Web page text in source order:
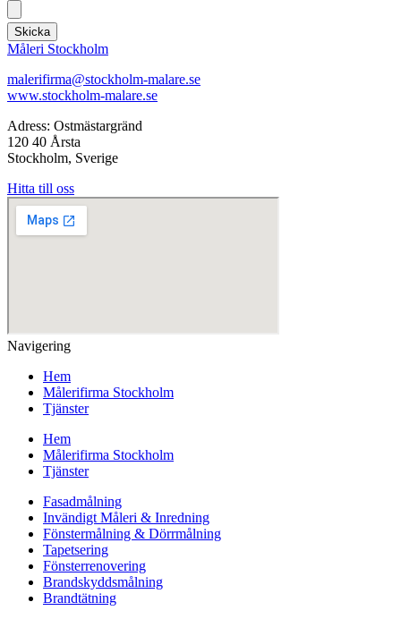
Skicka
Måleri Stockholm
malerifirma@stockholm-malare.se
www.stockholm-malare.se
Adress: Ostmästargränd
120 40 Årsta
Stockholm, Sverige
Hitta till oss
Navigering
Hem
Målerifirma Stockholm
Tjänster
Hem
Målerifirma Stockholm
Tjänster
Fasadmålning
Invändigt Måleri & Inredning
Fönstermålning & Dörrmålning
Tapetsering
Fönsterrenovering
Brandskyddsmålning
Brandtätning